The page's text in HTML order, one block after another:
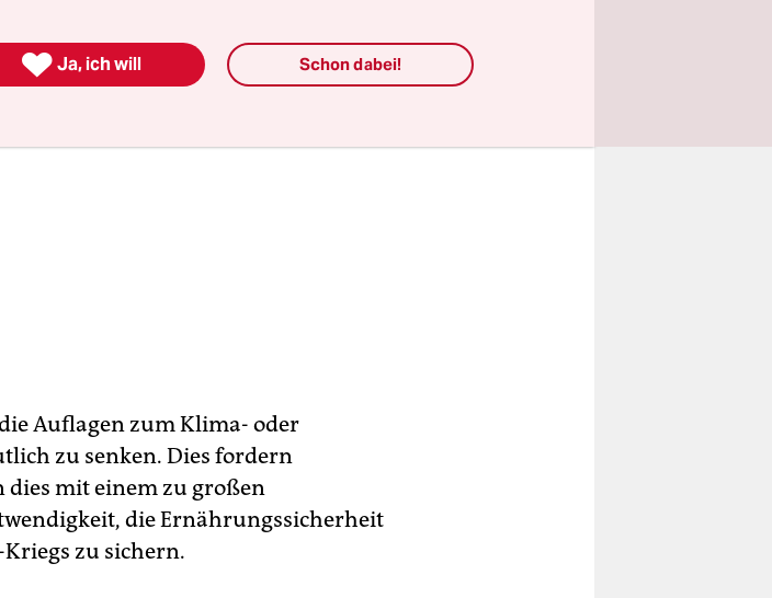
Auflagen zum Klima- oder
zu senken. Dies fordern
dies mit einem zu großen
die Ernährungssicherheit
zu sichern.
 Ja, ich will Schon dabei!